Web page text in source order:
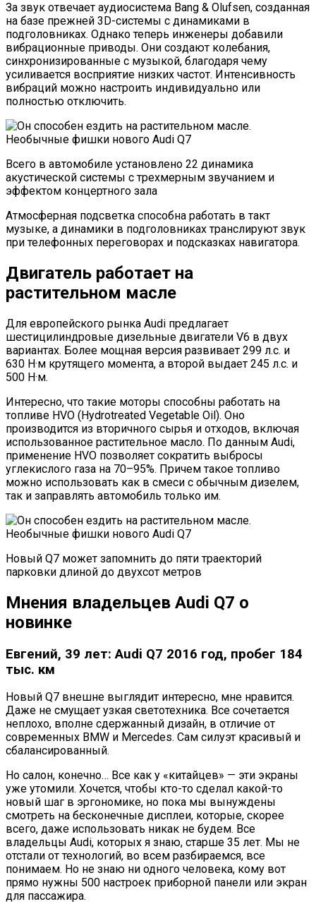
За звук отвечает аудиосистема Bang & Olufsen, созданная
на базе прежней 3D-системы с динамиками в
подголовниках. Однако теперь инженеры добавили
вибрационные приводы. Они создают колебания,
синхронизированные с музыкой, благодаря чему
усиливается восприятие низких частот. Интенсивность
вибраций можно настроить индивидуально или
полностью отключить.
Всего в автомобиле установлено 22 динамика
акустической системы с трехмерным звучанием и
эффектом концертного зала
Атмосферная подсветка способна работать в такт
музыке, а динамики в подголовниках транслируют звук
при телефонных переговорах и подсказках навигатора.
Двигатель работает на
растительном масле
Для европейского рынка Audi предлагает
шестицилиндровые дизельные двигатели V6 в двух
вариантах. Более мощная версия развивает 299 л.с. и
630 Н·м крутящего момента, а второй выдает 245 л.с. и
500 Н·м.
Интересно, что такие моторы способны работать на
топливе HVO (Hydrotreated Vegetable Oil). Оно
производится из вторичного сырья и отходов, включая
использованное растительное масло. По данным Audi,
применение HVO позволяет сократить выбросы
углекислого газа на 70–95%. Причем такое топливо
можно использовать как в смеси с обычным дизелем,
так и заправлять автомобиль только им.
Новый Q7 может запомнить до пяти траекторий
парковки длиной до двухсот метров
Мнения владельцев Audi Q7 о
новинке
Евгений, 39 лет: Audi Q7 2016 год, пробег 184
тыс. км
Новый Q7 внешне выглядит интересно, мне нравится.
Даже не смущает узкая светотехника. Все сочетается
неплохо, вполне сдержанный дизайн, в отличие от
современных BMW и Mercedes. Сам силуэт красивый и
сбалансированный.
Но салон, конечно… Все как у «китайцев» — эти экраны
уже утомили. Хочется, чтобы кто-то сделал какой-то
новый шаг в эргономике, но пока мы вынуждены
смотреть на бесконечные дисплеи, которые, скорее
всего, даже использовать никак не будем. Все
владельцы Audi, которых я знаю, старше 35 лет. Мы не
отстали от технологий, во всем разбираемся, все
понимаем. Но не знаю ни одного человека, кому вот
прямо нужны 500 настроек приборной панели или экран
для пассажира.